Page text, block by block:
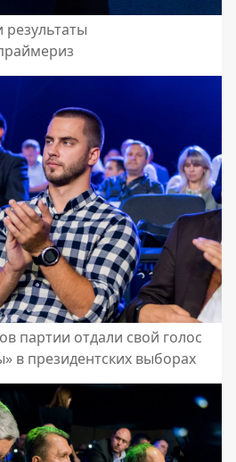
результаты
партии отдали свой голос
в президентских выборах